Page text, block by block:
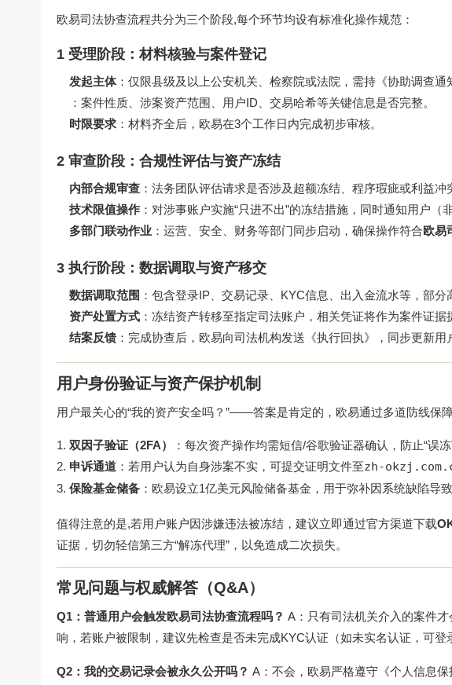
欧易司法协查流程共分为三个阶段,每个环节均设有标准化操作规范：
1 受理阶段：材料核验与案件登记
发起主体：仅限县级及以上公安机关、检察院或法院，需持《协助调查通
：案件性质、涉案资产范围、用户ID、交易哈希等关键信息是否完整。
时限要求 ：材料齐全后，欧易在3个工作日内完成初步审核。
2 审查阶段：合规性评估与资产冻结
内部合规审查 ：法务团队评估请求是否涉及超额冻结、程序瑕疵或利益冲
技术限值操作 ：对涉事账户实施“只进不出”的冻结措施，同时通知用户（
多部门联动作业 ：运营、安全、财务等部门同步启动，确保操作符合欧易
3 执行阶段：数据调取与资产移交
数据调取范围 ：包含登录IP、交易记录、KYC信息、出入金流水等，部分
资产处置方式 ：冻结资产转移至指定司法账户，相关凭证将作为案件证据
结案反馈 ：完成协查后，欧易向司法机构发送《执行回执》，同步更新用
用户身份验证与资产保护机制
用户最关心的“我的资产安全吗？”——答案是肯定的，欧易通过多道防线保
双因子验证（2FA）
：每次资产操作均需短信/谷歌验证器确认，防止“误冻”
申诉通道 ：若用户认为自身涉案不实，可提交证明文件至zh-
保险基金储备 ：欧易设立1亿美元风险储备基金，用于弥补因系统缺陷导致
值得注意的是,若用户账户因涉嫌违法被冻结，建议立即通过官方渠道下载
证据，切勿轻信第三方“解冻代理”，以免造成二次损失。
常见问题与权威解答（Q&A）
Q1：普通用户会触发欧易司法协查流程吗？ A：只有司法机关介入的案件
响，若账户被限制，建议先检查是否未完成KYC认证（如未实名认证，可登
Q2：我的交易记录会被永久公开吗？ A：不会，欧易严格遵守《个人信息